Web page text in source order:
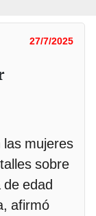
27/7/2025
las mujeres
sobre
edad
afirmó